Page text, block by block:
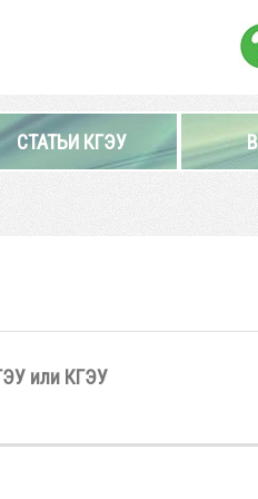
СТАТЬИ КГЭУ
или КГЭУ